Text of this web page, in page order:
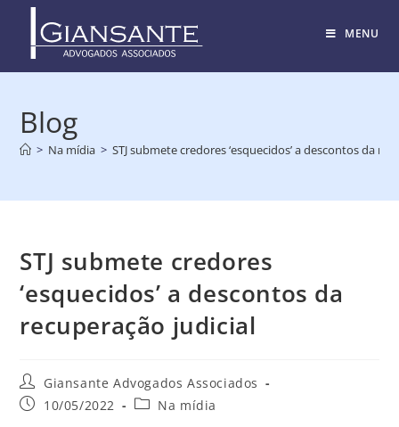
MENU
Blog
> Na mídia > STJ submete credores ‘esquecidos’ a descontos da
STJ submete credores
‘esquecidos’ a descontos da
recuperação judicial
Giansante Advogados Associados
10/05/2022
Na mídia